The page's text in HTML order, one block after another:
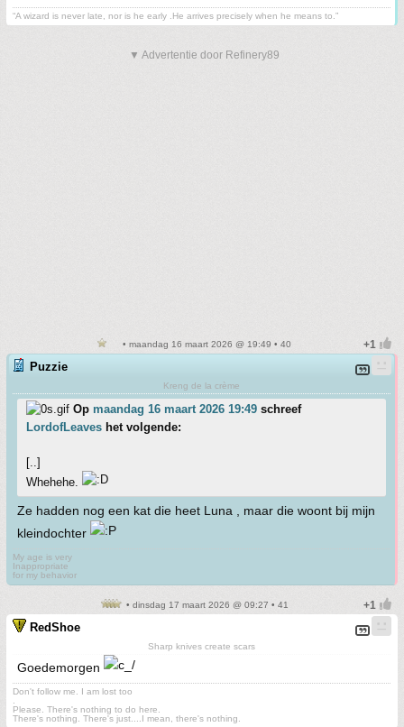
“A wizard is never late, nor is he early .He arrives precisely when he means to.”
▼ Advertentie door Refinery89
• maandag 16 maart 2026 @ 19:49 • 40
Puzzie
Kreng de la crème
Op maandag 16 maart 2026 19:49 schreef
LordofLeaves het volgende:
[..]
Whehehe.
Ze hadden nog een kat die heet Luna , maar die woont bij mijn
kleindochter
My age is very
Inappropriate
for my behavior
• dinsdag 17 maart 2026 @ 09:27 • 41
RedShoe
Sharp knives create scars
Goedemorgen
Don't follow me. I am lost too
Please. There's nothing to do here.
There's nothing. There's just....I mean, there's nothing.